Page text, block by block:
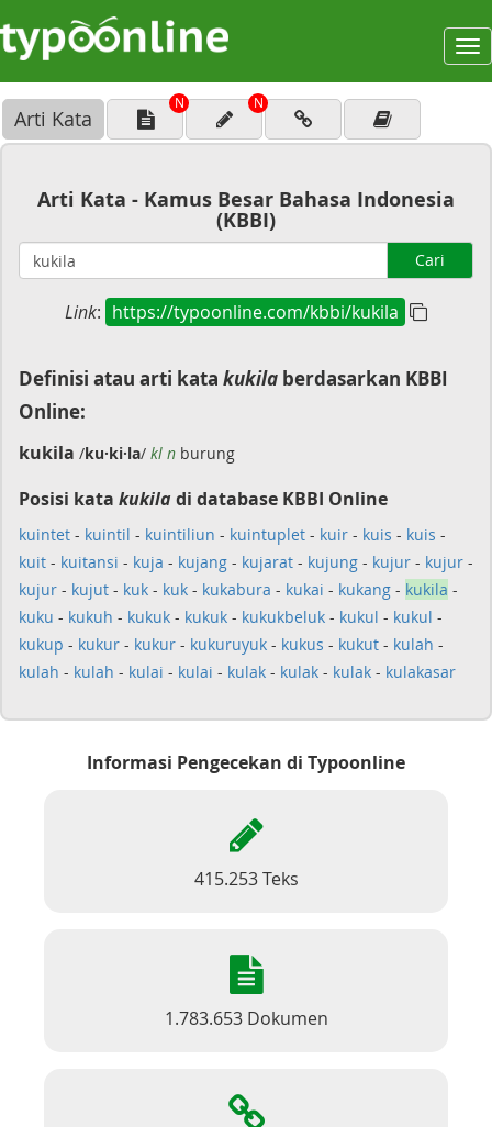
Arti Kata
N N
Arti Kata - Kamus Besar Bahasa Indonesia
(KBBI)
Cari
Link: https://typoonline.com/kbbi/kukila
Definisi atau arti kata kukila berdasarkan KBBI
Online:
kukila /ku·ki·la/ kl n burung
Posisi kata kukiladi database KBBI Online
kuintet - kuintil - kuintiliun - kuintuplet - kuir - kuis - kuis -
kuit - kuitansi - kuja - kujang - kujarat - kujung - kujur - kujur -
kujur - kujut - kuk - kuk - kukabura - kukai - kukang - kukila -
kuku - kukuh - kukuk - kukuk - kukukbeluk - kukul - kukul -
kukup - kukur - kukur - kukuruyuk - kukus - kukut - kulah -
kulah - kulah - kulai - kulai - kulak - kulak - kulak - kulakasar
Informasi Pengecekan di Typoonline
415.253 Teks
1.783.653 Dokumen